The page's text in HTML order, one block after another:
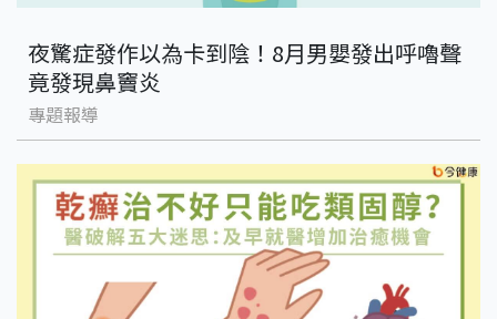
夜驚症發作以為卡到陰！8月男嬰發出呼嚕聲
竟發現鼻竇炎
專題報導